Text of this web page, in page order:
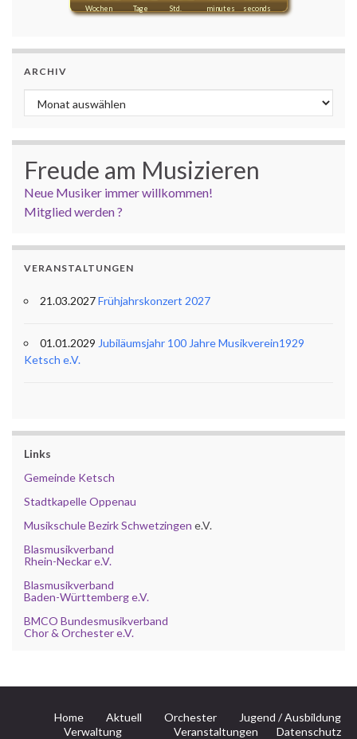
Wochen Tage Std. minutes seconds
ARCHIV
Archiv
Freude am Musizieren
Neue Musiker immer willkommen!
Mitglied werden ?
VERANSTALTUNGEN
21.03.2027Frühjahrskonzert 2027
01.01.2029 Jubiläumsjahr 100 Jahre Musikverein1929
Ketsch e.V.
Links
Gemeinde Ketsch
Stadtkapelle Oppenau
Musikschule Bezirk Schwetzingen e.V.
Blasmusikverband
Rhein-Neckar e.V.
Blasmusikverband
Baden-Württemberg e.V.
BMCO Bundesmusikverband
Chor & Orchester e.V.
Home Aktuell Orchester
Jugend / Ausbildung
Verwaltung
Veranstaltungen Datenschutz